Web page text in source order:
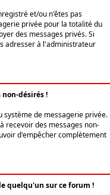
et/ou n'êtes pas
privée pour la totalité du
des messages privés. Si
adresser à l'administrateur
non-désirés !
système de messagerie privée.
recevoir des messages non-
d'empêcher complètement
quelqu'un sur ce forum !